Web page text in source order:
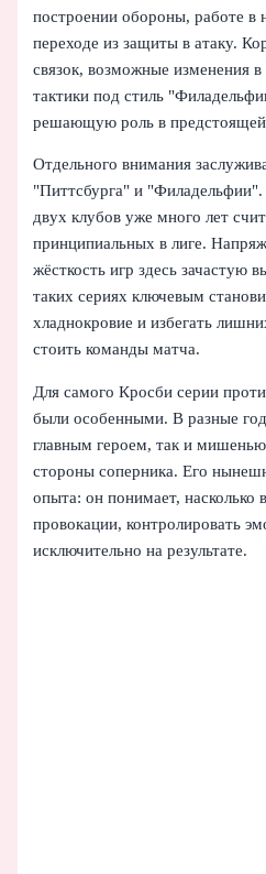
построении обороны, работе в
переходе из защиты в атаку.
связок, возможные изменения в
тактики под стиль
решающую роль в предстоящей
Отдельного внимания
"Питтсбурга" и "Филадельфии".
двух клубов уже много лет
принципиальных в лиге.
жёсткость игр здесь зачастую
таких сериях ключевым
хладнокровие и избегать
стоить команды матча.
Для самого Кросби серии
были особенными. В разные
главным героем, так и
стороны соперника. Его
опыта: он понимает, насколько
провокации, контролировать
исключительно на результате.